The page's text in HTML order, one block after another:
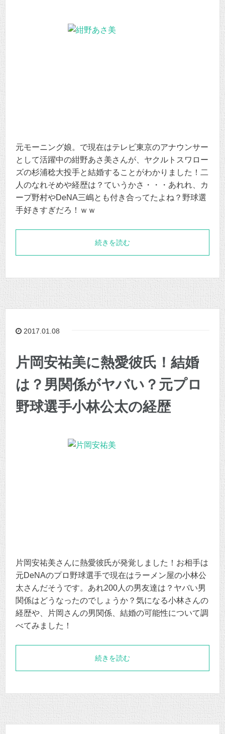
元モーニング娘。で現在はテレビ東京のアナウンサー
として活躍中の紺野あさ美さんが、ヤクルトスワロー
ズの杉浦稔大投手と結婚することがわかりました！二
人のなれそめや経歴は？ていうかさ・・・あれれ、カ
ープ野村やDeNA三嶋とも付き合ってたよね？野球選
手好きすぎだろ！ｗｗ
続きを読む
2017.01.08
片岡安祐美に熱愛彼氏！結婚
は？男関係がヤバい？元プロ
野球選手小林公太の経歴
片岡安祐美さんに熱愛彼氏が発覚しました！お相手は
元DeNAのプロ野球選手で現在はラーメン屋の小林公
太さんだそうです。あれ200人の男友達は？ヤバい男
関係はどうなったのでしょうか？気になる小林さんの
経歴や、片岡さんの男関係、結婚の可能性について調
べてみました！
続きを読む